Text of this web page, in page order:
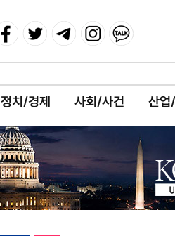
정치/경제 사회/사건 산업